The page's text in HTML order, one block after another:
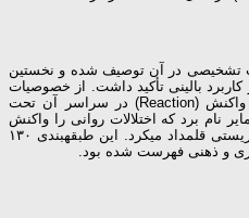
تشخیصی در آن توصیف شده و نخستین
بالینی تأکید داشت. از خصوصیات
اولیه DSM می­توان به کاربرد اصطلاح واکنش (Reaction) در سراسر آن تحت
نام برد که اختلالات روانی را واکنش
شخصیت به عوامل روانی اجتماعی و زیستی قلمداد می­کرد. این طبقه­بندی ۱۳۰